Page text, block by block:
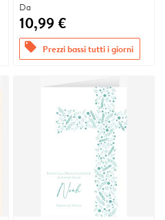
Da
10,99 €
offers Prezzi bassi tutti i giorni